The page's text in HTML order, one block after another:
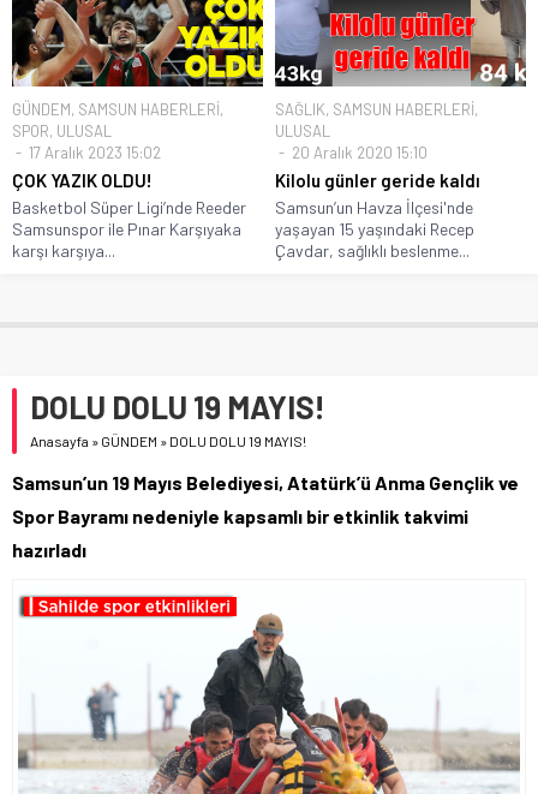
GÜNDEM, SAMSUN HABERLERİ,
SPOR, ULUSAL
17 Aralık 2023 15:02
ÇOK YAZIK OLDU!
Basketbol Süper Ligi’nde Reeder
Samsunspor ile Pınar Karşıyaka
karşı karşıya...
SAĞLIK, SAMSUN HABERLERİ,
ULUSAL
20 Aralık 2020 15:10
Kilolu günler geride kaldı
Samsun’un Havza İlçesi'nde
yaşayan 15 yaşındaki Recep
Çavdar, sağlıklı beslenme...
DOLU DOLU 19 MAYIS!
Anasayfa » GÜNDEM » DOLU DOLU 19 MAYIS!
Samsun’un 19 Mayıs Belediyesi, Atatürk’ü Anma Gençlik ve
Spor Bayramı nedeniyle kapsamlı bir etkinlik takvimi
hazırladı